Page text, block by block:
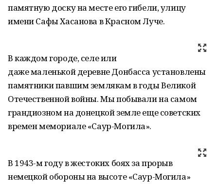
памятную доску на месте его гибели, улицу
имени Сафы Хасанова в Красном Луче.
В каждом городе, селе или
даже маленькой деревне Донбасса установлены
памятники павшим землякам в годы Великой
Отечественной войны. Мы побывали на самом
грандиозном на донецкой земле еще советских
времен мемориале «Саур-Могила».
В 1943-м году в жестоких боях за прорыв
немецкой обороны на высоте «Саур-Могила»